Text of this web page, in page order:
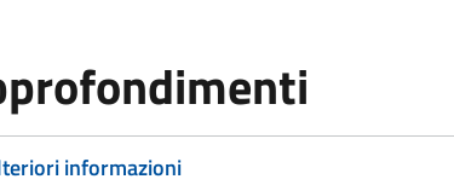
informazioni